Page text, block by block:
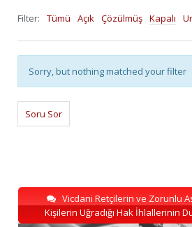
Filter: Tümü Açık Çözülmüş Kapalı
Sorry, but nothing matched your filter
Soru Sor
Vicdani Retçilerin ve Zorunlu
Kişilerin Uğradığı Hak İhlallerinin